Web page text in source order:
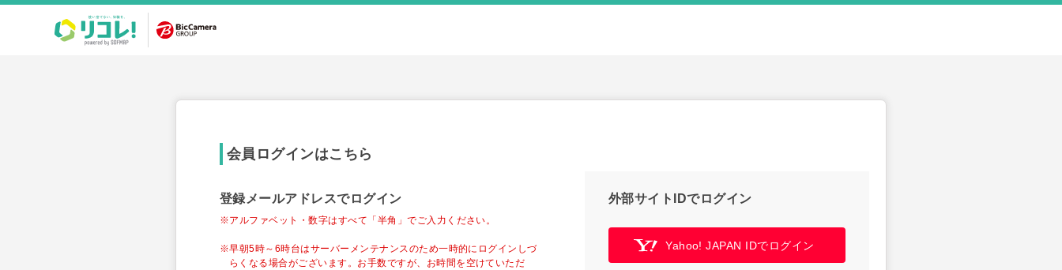
会員ログインはこちら
登録メールアドレスでログイン
※アルファベット・数字はすべて「半角」でご入力ください。
※早朝5時～6時台はサーバーメンテナンスのため一時的にログインしづ
らくなる場合がございます。お手数ですが、お時間を空けていただ
外部サイトIDでログイン
Yahoo! JAPAN IDでログイン